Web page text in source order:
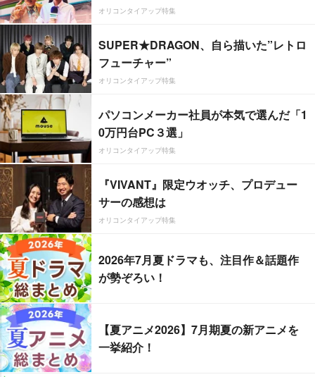
オリコンタイアップ特集
SUPER★DRAGON、自ら描いた”レトロ
フューチャー”
オリコンタイアップ特集
パソコンメーカー社員が本気で選んだ「1
0万円台PC３選」
オリコンタイアップ特集
『VIVANT』限定ウオッチ、プロデュー
サーの感想は
オリコンタイアップ特集
2026年7月夏ドラマも、注目作＆話題作
が勢ぞろい！
【夏アニメ2026】7月期夏の新アニメを
一挙紹介！